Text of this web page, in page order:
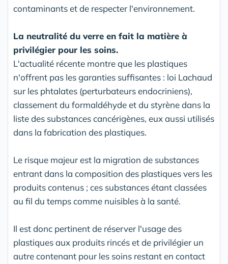
contaminants et de respecter l'environnement.
La neutralité du verre en fait la matière à
privilégier pour les soins.
L'actualité récente montre que les plastiques
n'offrent pas les garanties suffisantes : loi Lachaud
sur les phtalates (perturbateurs endocriniens),
classement du formaldéhyde et du styrène dans la
liste des substances cancérigènes, eux aussi utilisés
dans la fabrication des plastiques.
Le risque majeur est la migration de substances
entrant dans la composition des plastiques vers les
produits contenus ; ces substances étant classées
au fil du temps comme nuisibles à la santé.
Il est donc pertinent de réserver l'usage des
plastiques aux produits rincés et de privilégier un
autre contenant pour les soins restant en contact